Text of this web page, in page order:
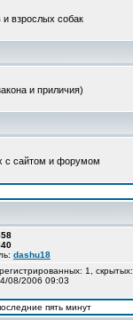
взрослых собак
и приличия)
с сайтом и форумом
dashu18
1,
08/2006 09:03
пять минут